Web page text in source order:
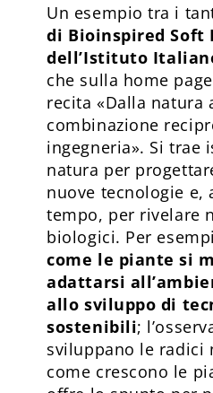
Un esempio tra i
di Bioinspired Soft
dell’Istituto
che sulla home
recita «Dalla natura
combinazione
ingegneria». Si trae
natura per
nuove tecnologie e,
tempo, per rivelare
biologici. Per
come le piante si
adattarsi
allo sviluppo di
sostenibili;
sviluppano le radici
come crescono le